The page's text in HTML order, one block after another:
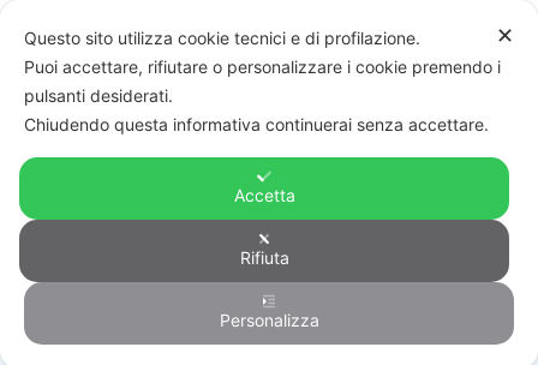
Automazione
HOME/PRODOTTI/AUTOMAZIONE/PORTE BASCULANTI SEZIONALI/
✕
Questo sito utilizza cookie tecnici e di profilazione.
Puoi accettare, rifiutare o personalizzare i cookie premendo i
pulsanti desiderati.
Chiudendo questa informativa continuerai senza accettare.
Accetta
Rifiuta
Personalizza